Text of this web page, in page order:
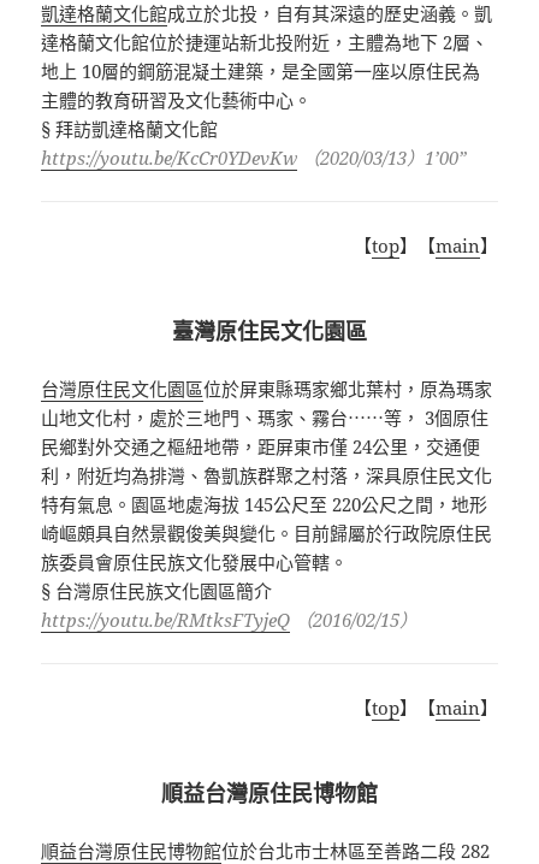
凱達格蘭文化館成立於北投，自有其深遠的歷史涵義。凱
達格蘭文化館位於捷運站新北投附近，主體為地下 2層、
地上 10層的鋼筋混凝土建築，是全國第一座以原住民為
主體的教育研習及文化藝術中心。
§ 拜訪凱達格蘭文化館
https://youtu.be/KcCr0YDevKw （2020/03/13）1’00”
【top】【main】
臺灣原住民文化園區
台灣原住民文化園區位於屏東縣瑪家鄉北葉村，原為瑪家
山地文化村，處於三地門、瑪家、霧台⋯⋯等， 3個原住
民鄉對外交通之樞紐地帶，距屏東市僅 24公里，交通便
利，附近均為排灣、魯凱族群聚之村落，深具原住民文化
特有氣息。園區地處海拔 145公尺至 220公尺之間，地形
崎嶇頗具自然景觀俊美與變化。目前歸屬於行政院原住民
族委員會原住民族文化發展中心管轄。
§ 台灣原住民族文化園區簡介
https://youtu.be/RMtksFTyjeQ （2016/02/15）
【top】【main】
順益台灣原住民博物館
順益台灣原住民博物館位於台北市士林區至善路二段 282